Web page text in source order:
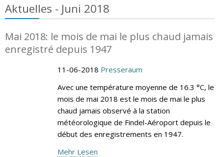
Aktuelles - Juni 2018
Mai 2018: le mois de mai le plus chaud jamais
enregistré depuis 1947
11-06-2018 Presseraum
Avec une température moyenne de 16.3 °C, le
mois de mai 2018 est le mois de mai le plus
chaud jamais observé à la station
météorologique de Findel-Aéroport depuis le
début des enregistrements en 1947.
Mehr Lesen